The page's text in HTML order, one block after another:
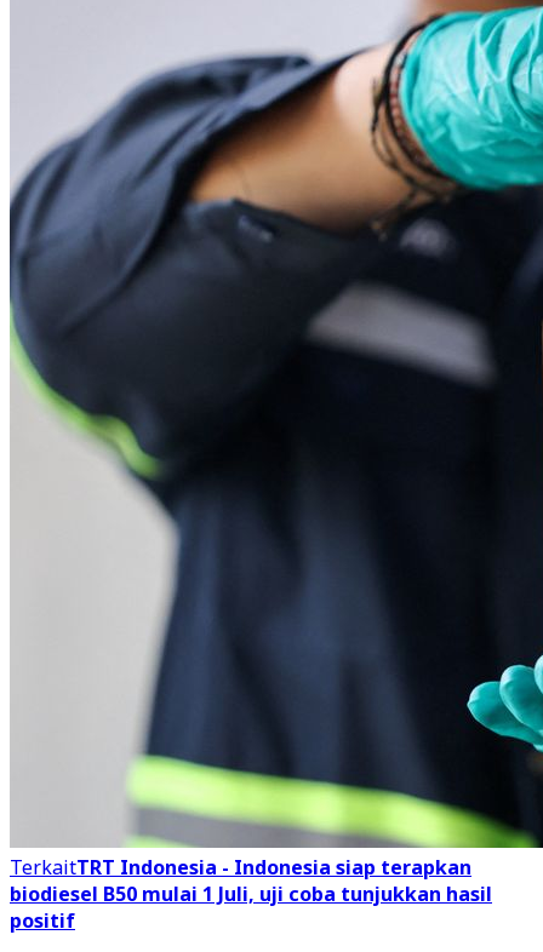
TerkaitTRT Indonesia - Indonesia siap terapkan
biodiesel B50 mulai 1 Juli, uji coba tunjukkan hasil
positif